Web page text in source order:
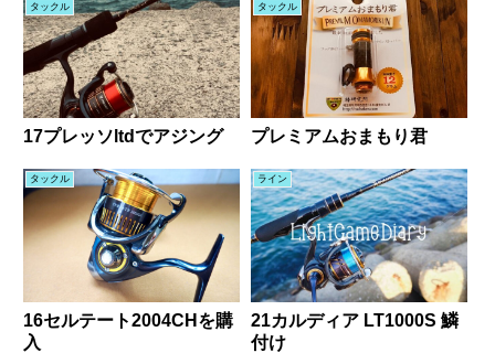
タックル
17プレッソltdでアジング
タックル
プレミアムおまもり君
タックル
16セルテート2004CHを購
入
ライン
21カルディア LT1000S 鱗
付け